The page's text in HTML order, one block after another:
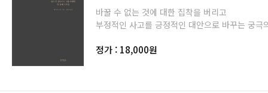
바꿀 수 없는 것에 대한 집착을 버리고
부정적인 사고를 긍정적인 대안으로 바꾸는 궁극
정가 : 18,000원